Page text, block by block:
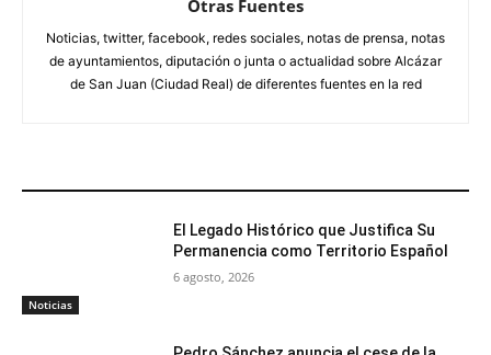
Otras Fuentes
Noticias, twitter, facebook, redes sociales, notas de prensa, notas
de ayuntamientos, diputación o junta o actualidad sobre Alcázar
de San Juan (Ciudad Real) de diferentes fuentes en la red
Noticias
El Legado Histórico que Justifica Su
Permanencia como Territorio Español
6 agosto, 2026